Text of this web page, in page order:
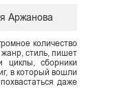
Аржанова
количество
стиль, пишет
сборники
в который вошли
даже